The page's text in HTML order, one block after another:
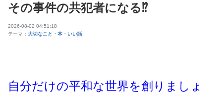
その事件の共犯者になる⁉️
2026-08-02 04:51:18
テーマ： 大切なこと・本・いい話
自分だけの平和な世界を創りましょ